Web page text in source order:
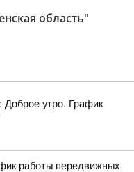
область"
утро. График
работы передвижных